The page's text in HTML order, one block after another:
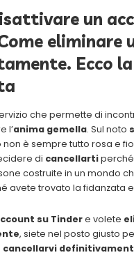
un
eliminare
Ecco
che permette di
l’anima gemella. Sul noto
non è sempre tutto rosa e
di cancellarti
costruite in un mondo
avete trovato la fidanzata
su Tindere volete
, siete nel posto giusto
cancellarvi